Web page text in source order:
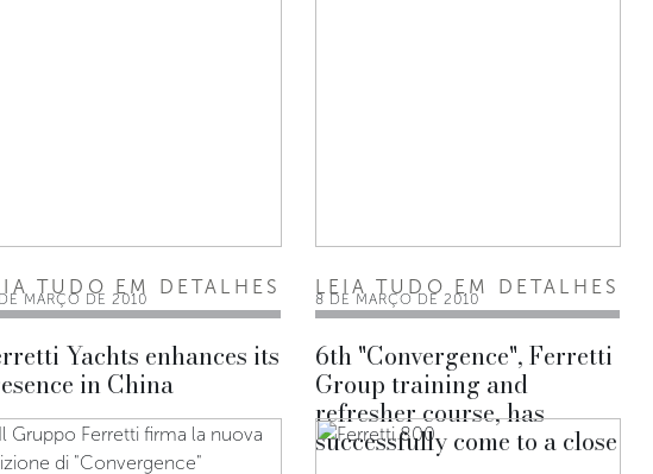
MARÇO DE 2010
Yachts enhances its
in China
TUDO EM DETALHES
8 DE MARÇO DE 2010
6th "Convergence", Ferretti
Group training and
refresher course, has
successfully come to a close
LEIA TUDO EM DETALHES